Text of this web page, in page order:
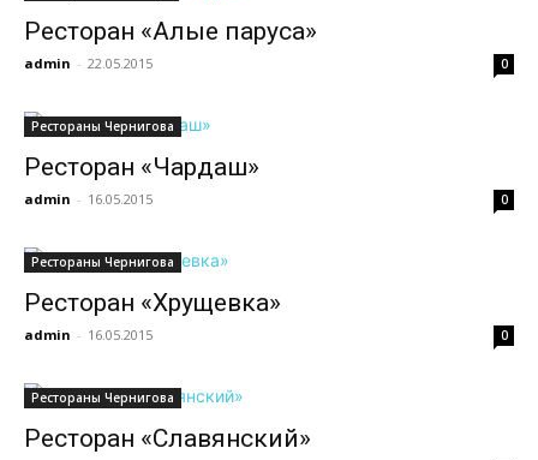
Ресторан «Алые паруса»
admin - 22.05.2015 0
Рестораны Чернигова
Ресторан «Чардаш»
admin - 16.05.2015 0
Рестораны Чернигова
Ресторан «Хрущевка»
admin - 16.05.2015 0
Рестораны Чернигова
Ресторан «Славянский»